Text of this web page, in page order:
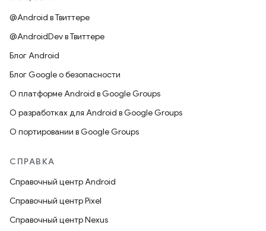
@Android в Твиттере
@AndroidDev в Твиттере
Блог Android
Блог Google о безопасности
О платформе Android в Google Groups
О разработках для Android в Google Groups
О портировании в Google Groups
СПРАВКА
Справочный центр Android
Справочный центр Pixel
Справочный центр Nexus